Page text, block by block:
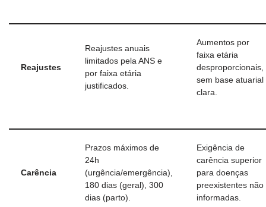
Reajustes
Reajustes anuais
limitados pela ANS e
por faixa etária
justificados.
Aumentos por
faixa etária
desproporcionais,
sem base atuarial
clara.
Carência
Prazos máximos de
24h
(urgência/emergência),
180 dias (geral), 300
dias (parto).
Exigência de
carência superior
para doenças
preexistentes não
informadas.